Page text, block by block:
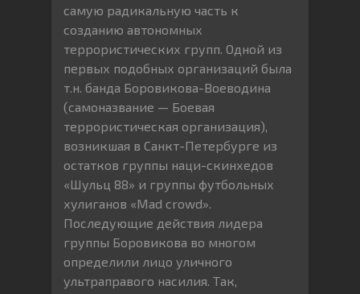
самую радикальную часть к
созданию автономных
террористических групп. Одной из
первых подобных организаций была
т.н. банда Боровикова-Воеводина
(самоназвание — Боевая
террористическая организация),
возникшая в Санкт-Петербурге из
остатков группы наци-скинхедов
«Шульц 88» и группы футбольных
хулиганов «Mad crowd».
Последующие действия лидера
группы Боровикова во многом
определили лицо уличного
ультраправого насилия. Так,